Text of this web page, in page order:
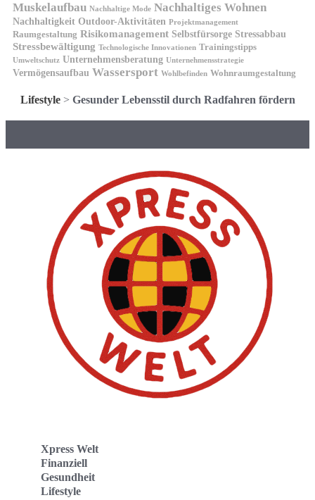
Muskelaufbau Nachhaltige Mode Nachhaltiges Wohnen
Nachhaltigkeit Outdoor-Aktivitäten Projektmanagement
Raumgestaltung Risikomanagement Selbstfürsorge Stressabbau
Stressbewältigung Technologische Innovationen Trainingstipps
Umweltschutz Unternehmensberatung Unternehmensstrategie
Vermögensaufbau Wassersport Wohlbefinden Wohnraumgestaltung
Lifestyle> Gesunder Lebensstil durch Radfahren fördern
Xpress Welt
Finanziell
Gesundheit
Lifestyle